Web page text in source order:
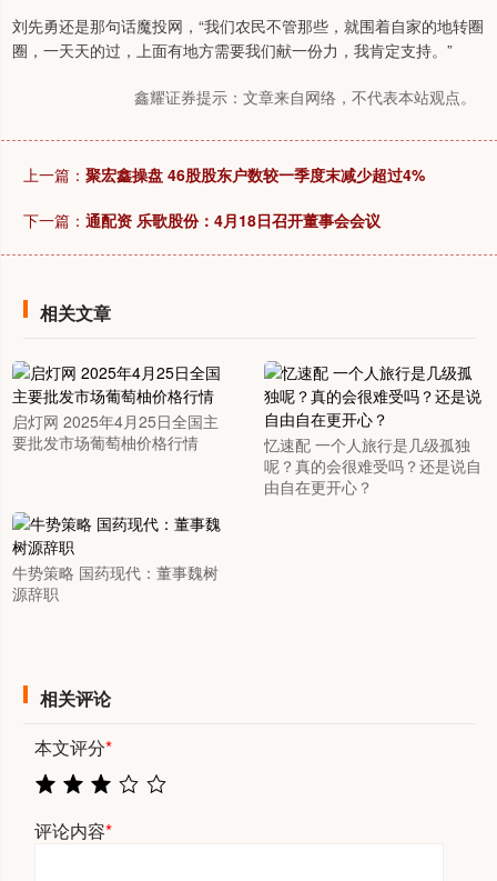
刘先勇还是那句话魔投网，“我们农民不管那些，就围着自家的地转圈
圈，一天天的过，上面有地方需要我们献一份力，我肯定支持。”
鑫耀证券提示：文章来自网络，不代表本站观点。
上一篇： 聚宏鑫操盘 46股股东户数较一季度末减少超过4%
下一篇： 通配资 乐歌股份：4月18日召开董事会会议
相关文章
启灯网 2025年4月25日全国主
要批发市场葡萄柚价格行情
忆速配 一个人旅行是几级孤独
呢？真的会很难受吗？还是说自
由自在更开心？
牛势策略 国药现代：董事魏树
源辞职
相关评论
本文评分*
评论内容*